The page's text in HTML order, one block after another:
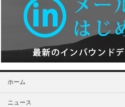
ホーム
ニュース